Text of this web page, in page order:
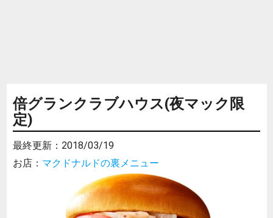
倍グランクラブハウス(夜マック限
定)
最終更新： 2018/03/19
お店： マクドナルドの裏メニュー